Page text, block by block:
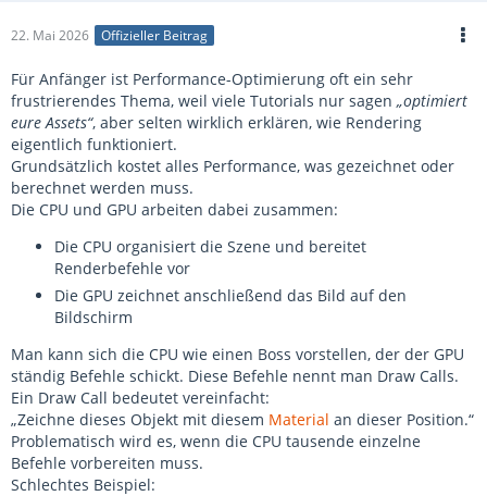
22. Mai 2026 Offizieller Beitrag
Für Anfänger ist Performance-Optimierung oft ein sehr
frustrierendes Thema, weil viele Tutorials nur sagen „optimiert
eure Assets“, aber selten wirklich erklären, wie Rendering
eigentlich funktioniert.
Grundsätzlich kostet alles Performance, was gezeichnet oder
berechnet werden muss.
Die CPU und GPU arbeiten dabei zusammen:
Die CPU organisiert die Szene und bereitet
Renderbefehle vor
Die GPU zeichnet anschließend das Bild auf den
Bildschirm
Man kann sich die CPU wie einen Boss vorstellen, der der GPU
ständig Befehle schickt. Diese Befehle nennt man Draw Calls.
Ein Draw Call bedeutet vereinfacht:
„Zeichne dieses Objekt mit diesem Material an dieser Position.“
Problematisch wird es, wenn die CPU tausende einzelne
Befehle vorbereiten muss.
Schlechtes Beispiel: